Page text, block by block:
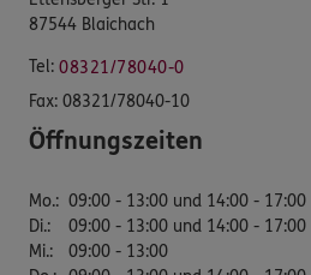
87544 Blaichach
Tel: 08321/78040-0
Fax: 08321/78040-10
Öffnungszeiten
Mo.: 09:00 - 13:00 und 14:00 - 17:00
Di.:
09:00 - 13:00 und 14:00 - 17:00
Mi.:
09:00 - 13:00